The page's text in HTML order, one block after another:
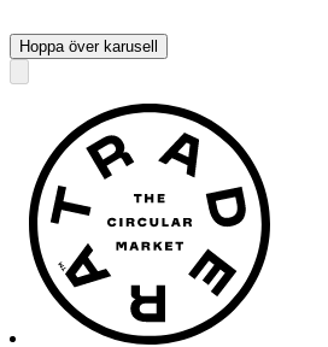
Hoppa över karusell